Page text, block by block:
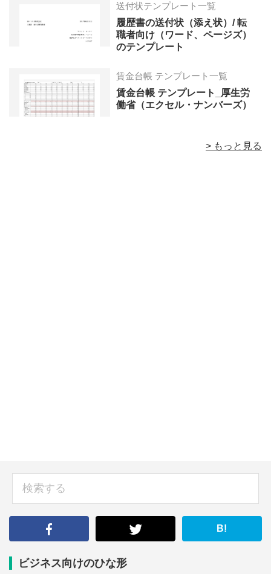
送付状テンプレート一覧
履歴書の送付状（添え状）/ 転
職者向け（ワード、ページズ）
のテンプレート
賃金台帳 テンプレート一覧
賃金台帳 テンプレート_厚生労
働省（エクセル・ナンバーズ）
> もっと見る
B!
ビジネス向けのひな形